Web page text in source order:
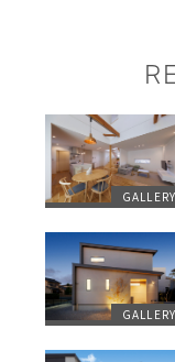
GALLERY
GALLERY